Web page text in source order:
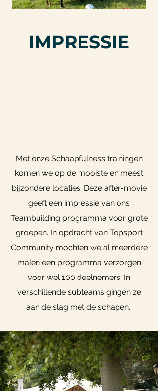
IMPRESSIE
Met onze Schaapfulness trainingen
komen we op de mooiste en meest
bijzondere locaties. Deze after-movie
geeft een impressie van ons
Teambuilding programma voor grote
groepen. In opdracht van Topsport
Community mochten we al meerdere
malen een programma verzorgen
voor wel 100 deelnemers. In
verschillende subteams gingen ze
aan de slag met de schapen.